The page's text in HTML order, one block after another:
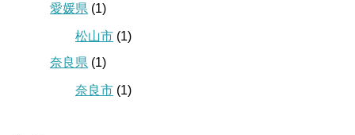
愛媛県 (1)
松山市 (1)
奈良県 (1)
奈良市 (1)